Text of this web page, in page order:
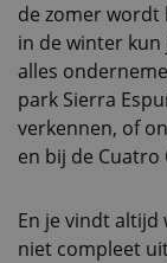
de zomer wordt
in de winter
alles
park Sierra
verkennen, of
en bij de Cuatro
En je vindt altijd
niet compleet